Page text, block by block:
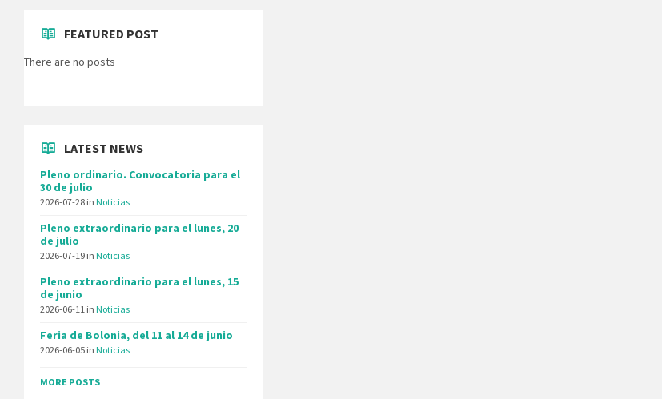
FEATURED POST
There are no posts
LATEST NEWS
Pleno ordinario. Convocatoria para el
30 de julio
2026-07-28 in Noticias
Pleno extraordinario para el lunes, 20
de julio
2026-07-19 in Noticias
Pleno extraordinario para el lunes, 15
de junio
2026-06-11 in Noticias
Feria de Bolonia, del 11 al 14 de junio
2026-06-05 in Noticias
MORE POSTS